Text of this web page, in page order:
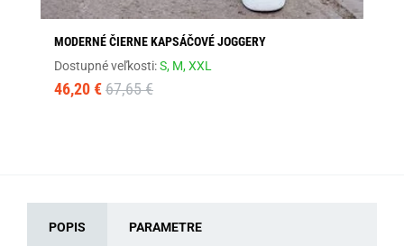
MODERNÉ ČIERNE KAPSÁČOVÉ JOGGERY
Dostupné veľkosti:S, M,XXL
46,20 € 67,65 €
POPIS PARAMETRE